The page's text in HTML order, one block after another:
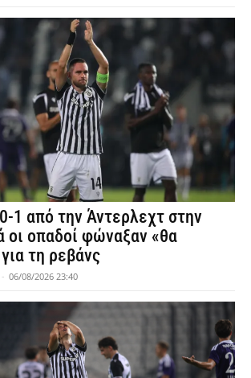
1 από την Άντερλεχτ στην
οι οπαδοί φώναξαν «θα
τη ρεβάνς
- 06/08/2026 23:40